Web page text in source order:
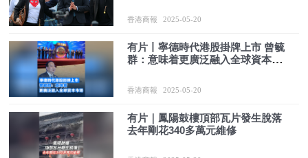
香港商報 2025-05-20
有片丨寧德時代港股掛牌上市 曾毓
群：意味着更廣泛融入全球資本市
香港商報 2025-05-20
有片｜鳳陽鼓樓頂部瓦片發生脫落
去年剛花340多萬元維修